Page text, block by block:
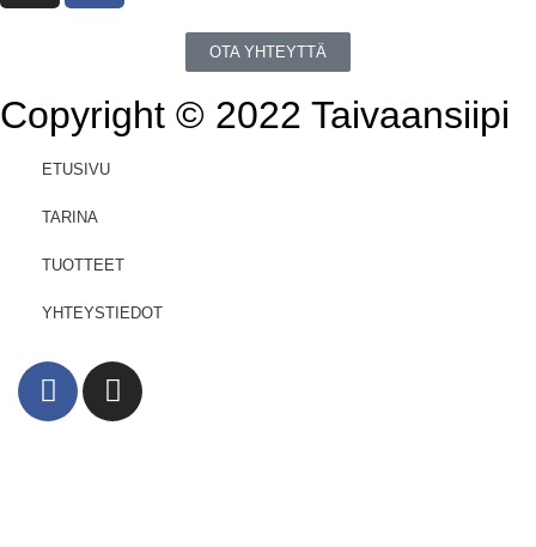
OTA YHTEYTTÄ
Copyright © 2022 Taivaansiipi
ETUSIVU
TARINA
TUOTTEET
YHTEYSTIEDOT